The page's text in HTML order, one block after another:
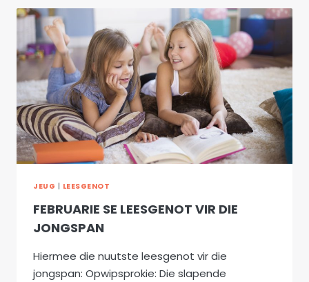
DIE
JEUG | LEESGENOT
FEBRUARIE SE LEESGENOT VIR DIE
JONGSPAN
Hiermee die nuutste leesgenot vir die
jongspan: Opwipsprokie: Die slapende